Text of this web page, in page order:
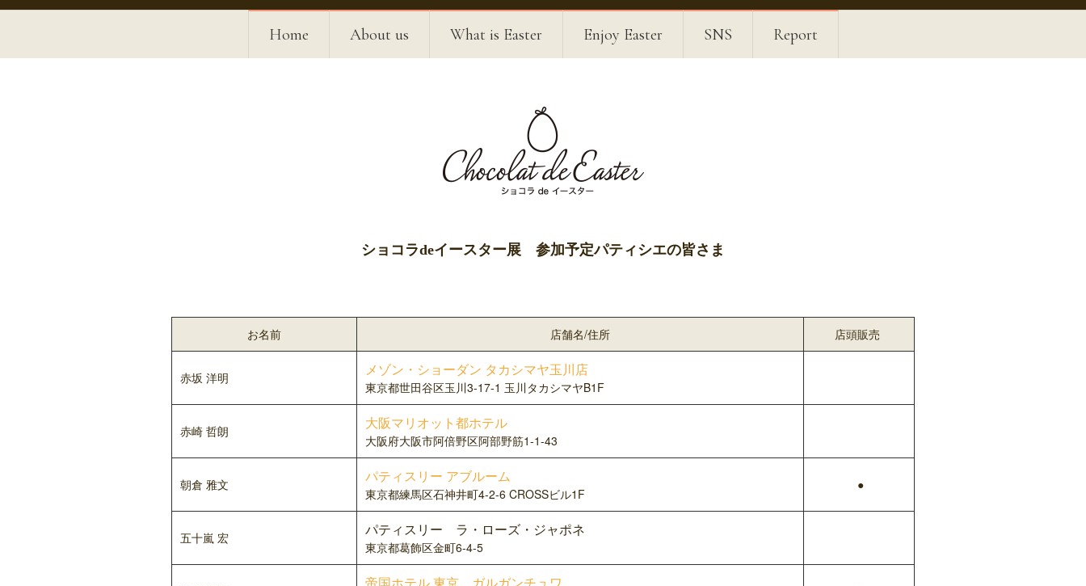
Home About us What is Easter Enjoy Easter SNS Report
ショコラdeイースター展 参加予定パティシエの皆さま
お名前 店舗名/住所 店頭販売
赤坂 洋明 メゾン・ショーダン タカシマヤ玉川店
東京都世田谷区玉川3-17-1 玉川タカシマヤB1F
赤崎 哲朗 大阪マリオット都ホテル
大阪府大阪市阿倍野区阿部野筋1-1-43
朝倉 雅文 パティスリー アブルーム
東京都練馬区石神井町4-2-6 CROSSビル1F
●
五十嵐 宏 パティスリー ラ・ローズ・ジャポネ
東京都葛飾区金町6-4-5